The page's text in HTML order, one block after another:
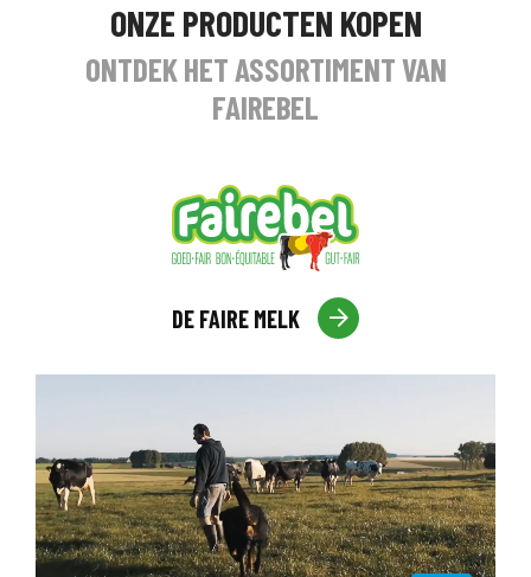
ONZE PRODUCTEN KOPEN
ONTDEK HET ASSORTIMENT VAN
FAIREBEL
DE FAIRE MELK